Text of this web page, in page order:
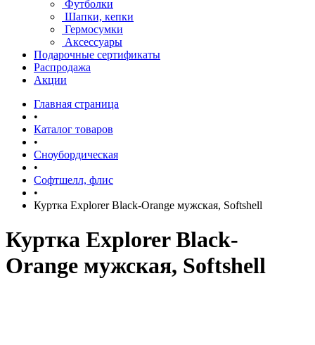
Футболки
Шапки, кепки
Гермосумки
Аксессуары
Подарочные сертификаты
Распродажа
Акции
Главная страница
•
Каталог товаров
•
Сноубордическая
•
Софтшелл, флис
•
Куртка Explorer Black-Orange мужская, Softshell
Куртка Explorer Black-
Orange мужская, Softshell